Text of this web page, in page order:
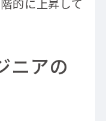
的に上昇して
ニアの